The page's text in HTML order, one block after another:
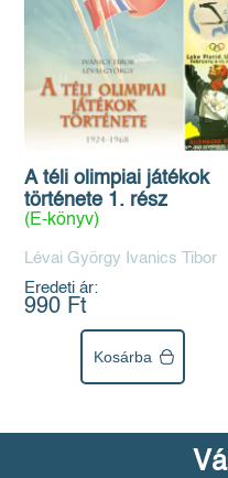
A téli olimpiai játékok
története 1. rész
(E-könyv)
Lévai György Ivanics Tibor
Eredeti ár:
990 Ft
Kosárba